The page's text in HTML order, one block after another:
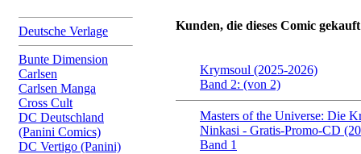
Deutsche Verlage
Bunte Dimension
Carlsen
Carlsen Manga
Cross Cult
DC Deutschland
(Panini Comics)
DC Vertigo (Panini)
Kunden, die dieses Comic
Krymsoul (2025-2026)
Band 2: (von 2)
Masters of the Universe: Die
Ninkasi - Gratis-Promo-CD
Band 1